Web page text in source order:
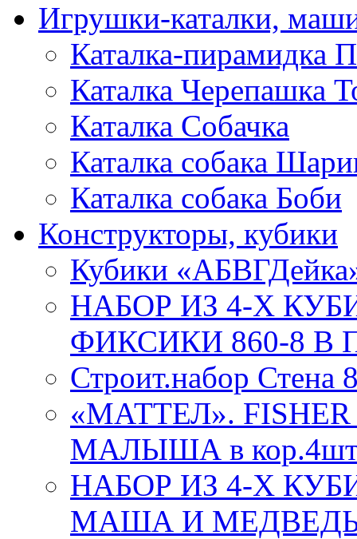
Игрушки-каталки,
Каталка-пирамидка
Каталка Черепашка
Каталка Собачка
Каталка собака
Каталка собака Боби
Конструкторы, кубики
Кубики
НАБОР ИЗ 4-Х
ФИКСИКИ 860-8 В
Строит.набор Стена
«МАТТЕЛ».
МАЛЫША в
НАБОР ИЗ 4-Х
МАША И МЕДВЕДЬ